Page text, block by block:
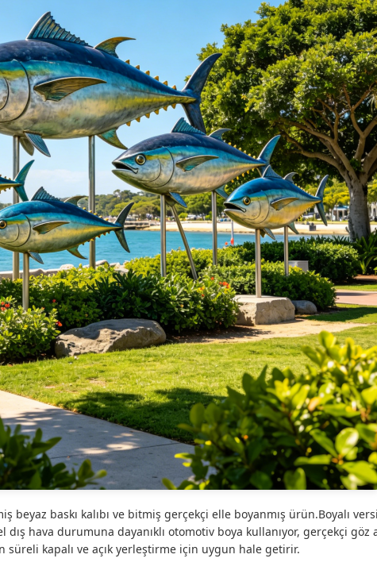
baskı kalıbı ve bitmiş gerçekçi elle boyanmış ürün.Boyalı
hava durumuna dayanıklı otomotiv boya kullanıyor, gerçekçi göz
süreli kapalı ve açık yerleştirme için uygun hale getirir.